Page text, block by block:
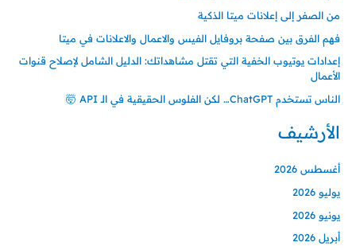
من الصفر إلى إعلانات ميتا الذكية
فهم الفرق بين صفحة بروفايل الفيس والاعمال والاعلانات في ميتا
إعدادات يوتيوب الخفية التي تقتل مشاهداتك: الدليل الشامل لإصلاح قنوات
الأعمال
الناس تستخدم ChatGPT… لكن الفلوس الحقيقية في الـ API 🤯
الأرشيف
أغسطس 2026
يوليو 2026
يونيو 2026
أبريل 2026